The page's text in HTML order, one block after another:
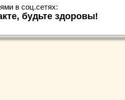
в соц.сетях:
будьте здоровы!